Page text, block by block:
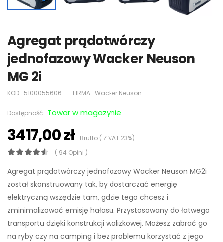
Agregat prądotwórczy
jednofazowy Wacker Neuson
MG 2i
KOD: 5100055606 FIRMA: Wacker Neuson
Dostępność: Towar w magazynie
3417,00 złBrutto ( Z VAT 23%)
( 94 Opini )
Agregat prądotwórczy jednofazowy Wacker Neuson MG2i
został skonstruowany tak, by dostarczać energię
elektryczną wszędzie tam, gdzie tego chcesz i
zminimalizować emisję hałasu. Przystosowany do łatwego
transportu dzięki konstrukcji walizkowej. Możesz zabrać go
na ryby czy na camping i bez problemu korzystać z jego